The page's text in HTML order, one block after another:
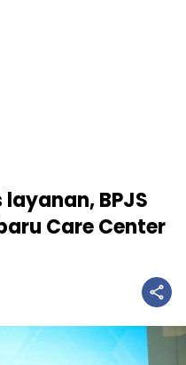
BPJS
Care Center